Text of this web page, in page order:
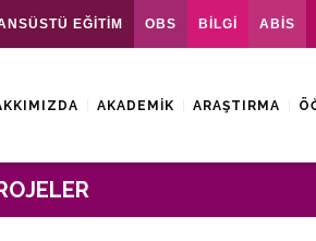
EĞİTİM OBS BİLGİ ABİS
AKADEMIK ARAŞTIRMA